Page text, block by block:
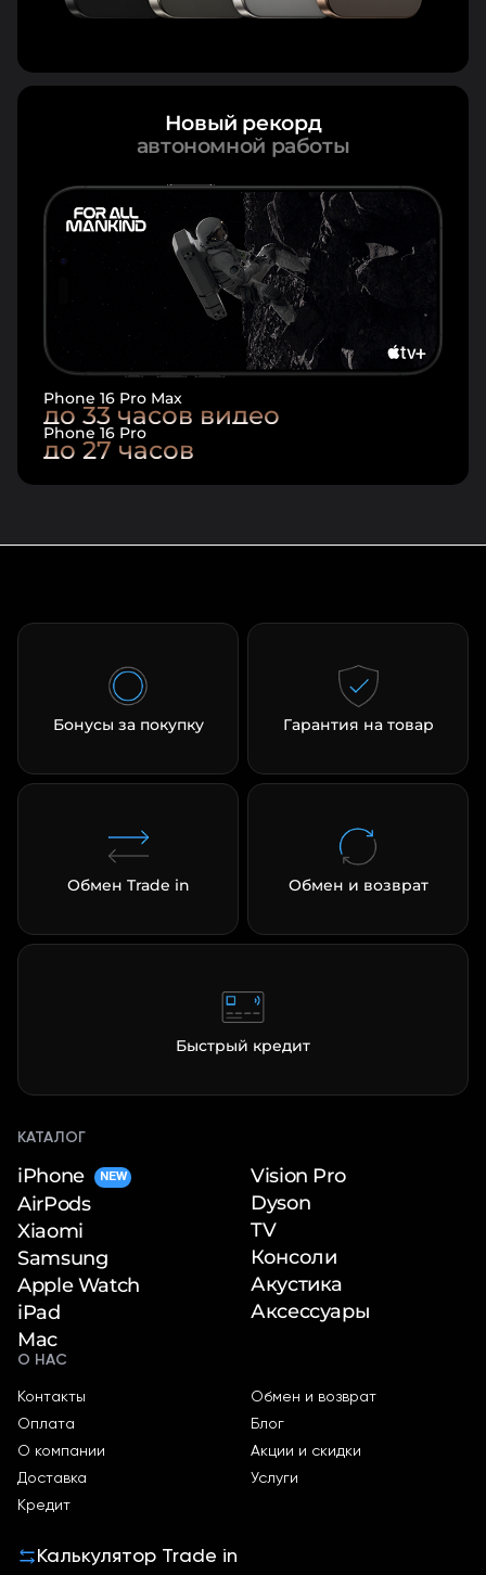
Новый рекорд
автономной работы
Phone 16 Pro Max
до 33 часов видео
Phone 16 Pro
до 27 часов
Бонусы за покупку Гарантия на товар
Обмен Trade in Обмен и возврат
Быстрый кредит
КАТАЛОГ
iPhone NEW
AirPods
Xiaomi
Samsung
Apple Watch
iPad
Mac
Vision Pro
Dyson
TV
Консоли
Акустика
Аксессуары
О НАС
Контакты
Оплата
О компании
Доставка
Кредит
Обмен и возврат
Блог
Акции и скидки
Услуги
Калькулятор Trade in